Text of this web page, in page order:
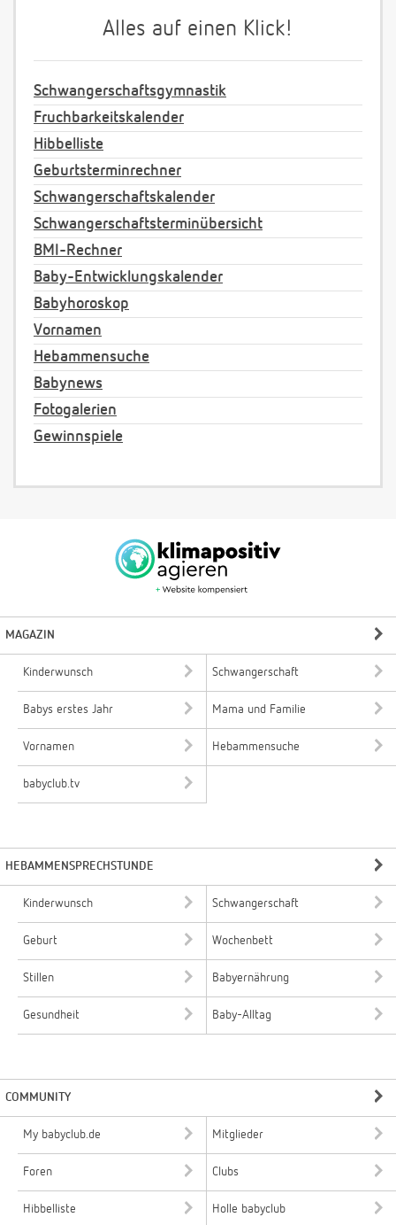
Alles auf einen Klick!
Schwangerschaftsgymnastik
Fruchbarkeitskalender
Hibbelliste
Geburtsterminrechner
Schwangerschaftskalender
Schwangerschaftsterminübersicht
BMI-Rechner
Baby-Entwicklungskalender
Babyhoroskop
Vornamen
Hebammensuche
Babynews
Fotogalerien
Gewinnspiele
MAGAZIN
Kinderwunsch Schwangerschaft
Babys erstes Jahr Mama und Familie
Vornamen Hebammensuche
babyclub.tv
HEBAMMENSPRECHSTUNDE
Kinderwunsch Schwangerschaft
Geburt Wochenbett
Stillen Babyernährung
Gesundheit Baby-Alltag
COMMUNITY
My babyclub.de Mitglieder
Foren Clubs
Hibbelliste Holle babyclub